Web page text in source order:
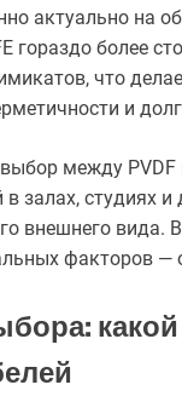
актуально на
гораздо более
что
и
между PVDF
залах, студиях
внешнего вида.
факторов —